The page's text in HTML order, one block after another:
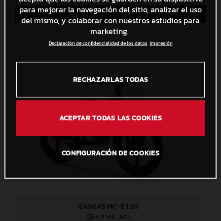
Guardar en Lightbox
GASGAS MC-E 1.20
4,4 MB .JPG
para mejorar la navegación del sitio, analizar el uso
del mismo, y colaborar con nuestros estudios para
marketing.
Declaración de confidencialidad de los datos Impresión
RECHAZARLAS TODAS
ACEPTAR TODAS LAS COOKIES
CONFIGURACIÓN DE COOKIES